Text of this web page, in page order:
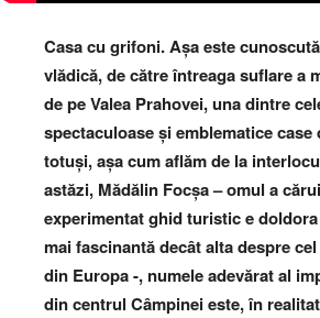
Casa cu grifoni. Așa este
vlădică, de către întreaga suflare a
de pe Valea Prahovei, una dintre
spectaculoase și emblematice case
totuși, așa cum aflăm de la
astăzi, Mădălin Focșa – omul a
experimentat ghid turistic e
mai fascinantă decât alta despre
din Europa -, numele adevărat al
din centrul Câmpinei este, în